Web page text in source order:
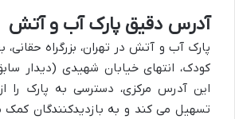
آدرس دقیق پارک آب و آتش
پارک آب و آتش در تهران، بزرگراه حقانی،
کودک، انتهای خیابان شهیدی (دیدار
این آدرس مرکزی، دسترسی به پارک را
تسهیل می کند و به بازدیدکنندگان کمک